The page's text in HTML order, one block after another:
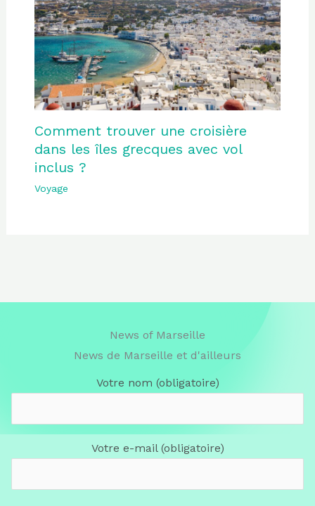
Comment trouver une croisière
dans les îles grecques avec vol
inclus ?
Voyage
News of Marseille
News de Marseille et d'ailleurs
Votre nom (obligatoire)
Votre e-mail (obligatoire)